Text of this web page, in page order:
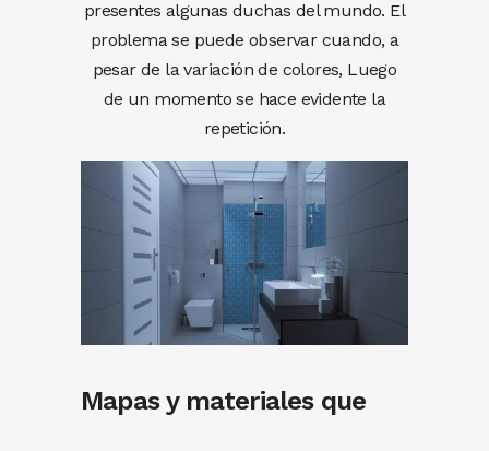
presentes algunas duchas del mundo. El
problema se puede observar cuando, a
pesar de la variación de colores, Luego
de un momento se hace evidente la
repetición.
Mapas y materiales que